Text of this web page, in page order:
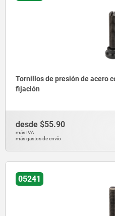
Tornillos de presión de acero
fijación
desde $55.90
más IVA.
más gastos de envío
05241